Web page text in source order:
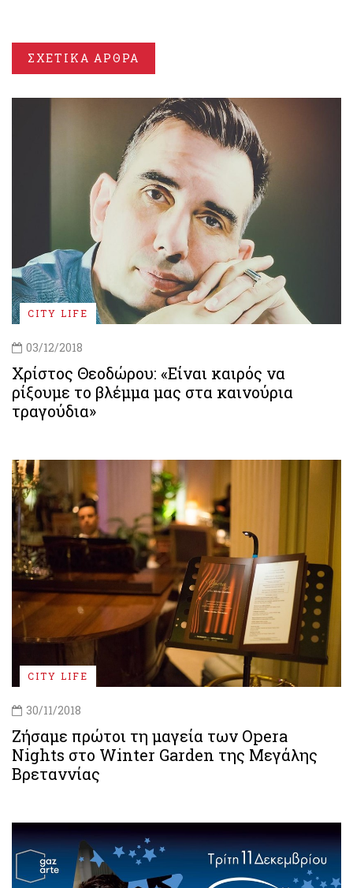
ΣΧΕΤΙΚΑ ΑΡΘΡΑ
CITY LIFE
03/12/2018
Χρίστος Θεοδώρου: «Είναι καιρός να
ρίξουμε το βλέμμα μας στα καινούρια
τραγούδια»
CITY LIFE
30/11/2018
Ζήσαμε πρώτοι τη μαγεία των Opera
Nights στο Winter Garden της Μεγάλης
Βρεταννίας